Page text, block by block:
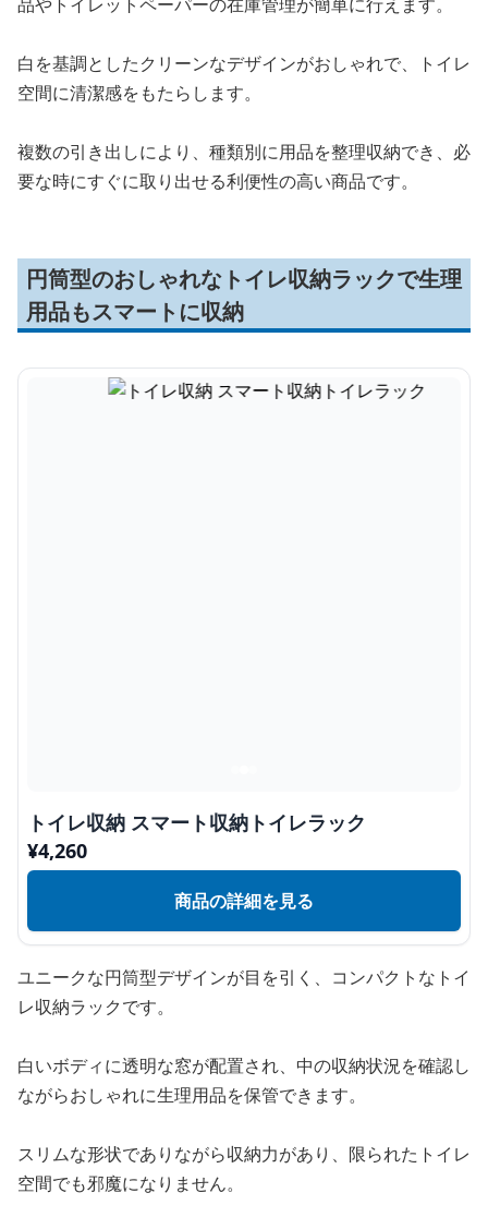
白を基調としたクリーンなデザインがおしゃれで、トイレ
空間に清潔感をもたらします。
複数の引き出しにより、種類別に用品を整理収納でき、必
要な時にすぐに取り出せる利便性の高い商品です。
円筒型のおしゃれなトイレ収納ラックで生理
用品もスマートに収納
トイレ収納 スマート収納トイレラック
¥4,260
商品の詳細を見る
ユニークな円筒型デザインが目を引く、コンパクトなトイ
レ収納ラックです。
白いボディに透明な窓が配置され、中の収納状況を確認し
ながらおしゃれに生理用品を保管できます。
スリムな形状でありながら収納力があり、限られたトイレ
空間でも邪魔になりません。